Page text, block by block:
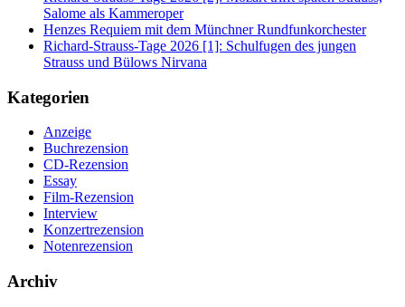
Salome als Kammeroper
Henzes Requiem mit dem Münchner Rundfunkorchester
Richard-Strauss-Tage 2026 [1]: Schulfugen des jungen
Strauss und Bülows Nirvana
Kategorien
Anzeige
Buchrezension
CD-Rezension
Essay
Film-Rezension
Interview
Konzertrezension
Notenrezension
Archiv